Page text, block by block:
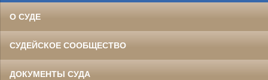
О СУДЕ
СУДЕЙСКОЕ СООБЩЕСТВО
ДОКУМЕНТЫ СУДА